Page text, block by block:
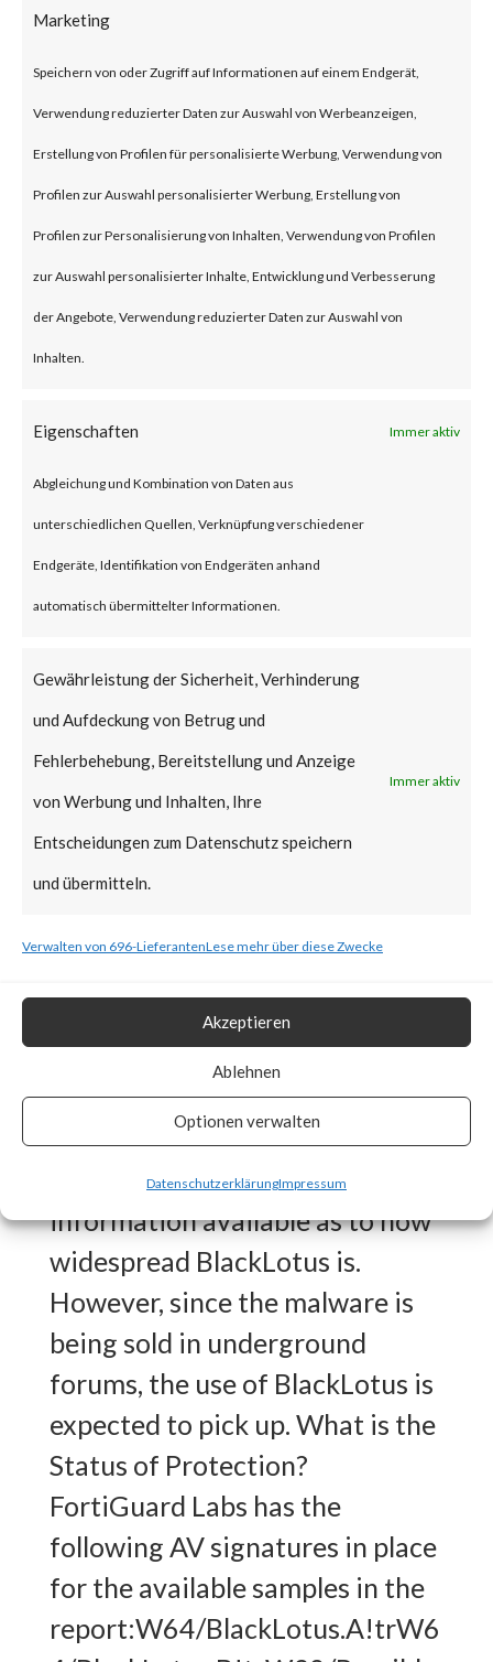
Marketing
Speichern von oder Zugriff auf Informationen auf einem Endgerät,
Verwendung reduzierter Daten zur Auswahl von Werbeanzeigen,
Erstellung von Profilen für personalisierte Werbung, Verwendung von
Profilen zur Auswahl personalisierter Werbung, Erstellung von
Profilen zur Personalisierung von Inhalten, Verwendung von Profilen
zur Auswahl personalisierter Inhalte, Entwicklung und Verbesserung
der Angebote, Verwendung reduzierter Daten zur Auswahl von
Inhalten.
Eigenschaften Immer aktiv
Abgleichung und Kombination von Daten aus
unterschiedlichen Quellen, Verknüpfung verschiedener
Endgeräte, Identifikation von Endgeräten anhand
automatisch übermittelter Informationen.
Gewährleistung der Sicherheit, Verhinderung
und Aufdeckung von Betrug und
Fehlerbehebung, Bereitstellung und Anzeige
von Werbung und Inhalten, Ihre
Entscheidungen zum Datenschutz speichern
und übermitteln.
Immer aktiv
Verwalten von 696-LieferantenLese mehr über diese Zwecke
Akzeptieren
Ablehnen
Optionen verwalten
DatenschutzerklärungImpressum
advertised and sold in
underground forums as such use
of BlackLotus will likely increase
in attacks.What is BlackLotus?
BlackLotus is a malware that
can bypass UEFI Secure Boot
feature to install itself and
deploys a backdoor that allows
an attacker to remotely control
remote commands.BlackLotus
leverages CVE-2022-21894
(Secure Boot Security Feature
Bypass vulnerability) to bypass
UEFI Secure Boot. While the
Microsoft in regular Patch
Tuesday January 2022,
reportedly it can still be
exploitable as the affected
signed binaries are not yet in
the UEFI revocation
list.According to ESET,
machines’ locales are set to
Armenia, Belarus, Kazakhstan,
Moldova, Russia, and
Ukraine.How Widespread is
BlackLotus?There is no
information available as to how
widespread BlackLotus is.
However, since the malware is
being sold in underground
forums, the use of BlackLotus is
expected to pick up. What is the
Status of Protection?
FortiGuard Labs has the
following AV signatures in place
for the available samples in the
report:W64/BlackLotus.A!trW6